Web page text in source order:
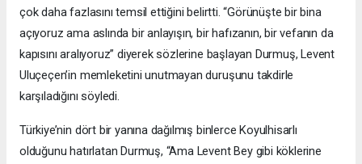
çok daha fazlasını temsil ettiğini belirtti. “Görünüşte bir bina
açıyoruz ama aslında bir anlayışın, bir hafızanın, bir vefanın da
kapısını aralıyoruz” diyerek sözlerine başlayan Durmuş, Levent
Uluçeçen’in memleketini unutmayan duruşunu takdirle
karşıladığını söyledi.
Türkiye’nin dört bir yanına dağılmış binlerce Koyulhisarlı
olduğunu hatırlatan Durmuş, “Ama Levent Bey gibi köklerine